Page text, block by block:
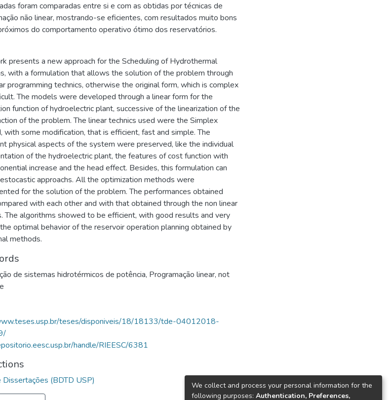
foram comparadas entre si e com as obtidas por técnicas de
não linear, mostrando-se eficientes, com resultados muito bons
do comportamento operativo ótimo dos reservatórios.
presents a new approach for the Scheduling of Hydrothermal
with a formulation that allows the solution of the problem through
programming technics, otherwise the original form, which is complex
The models were developed through a linear form for the
function of hydroelectric plant, successive of the linearization of the
of the problem. The linear technics used were the Simplex
with some modification, that is efficient, fast and simple. The
physical aspects of the system were preserved, like the individual
of the hydroelectric plant, the features of cost function with
increase and the head effect. Besides, this formulation can
approachs. All the optimization methods were
for the solution of the problem. The performances obtained
with each other and with that obtained through the non linear
The algorithms showed to be efficient, with good results and very
optimal behavior of the reservoir operation planning obtained by
methods.
de sistemas hidrotérmicos de potência, Programação linear, not
teses/disponiveis/18/18133/tde-04012018-
handle/RIEESC/6381
Dissertações (BDTD USP)
We collect and process your personal information for the
following purposes: Authentication, Preferences,